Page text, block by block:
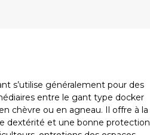
s’utilise généralement pour des
entre le gant type docker
chèvre ou en agneau. Il offre à la
dextérité et une bonne protection